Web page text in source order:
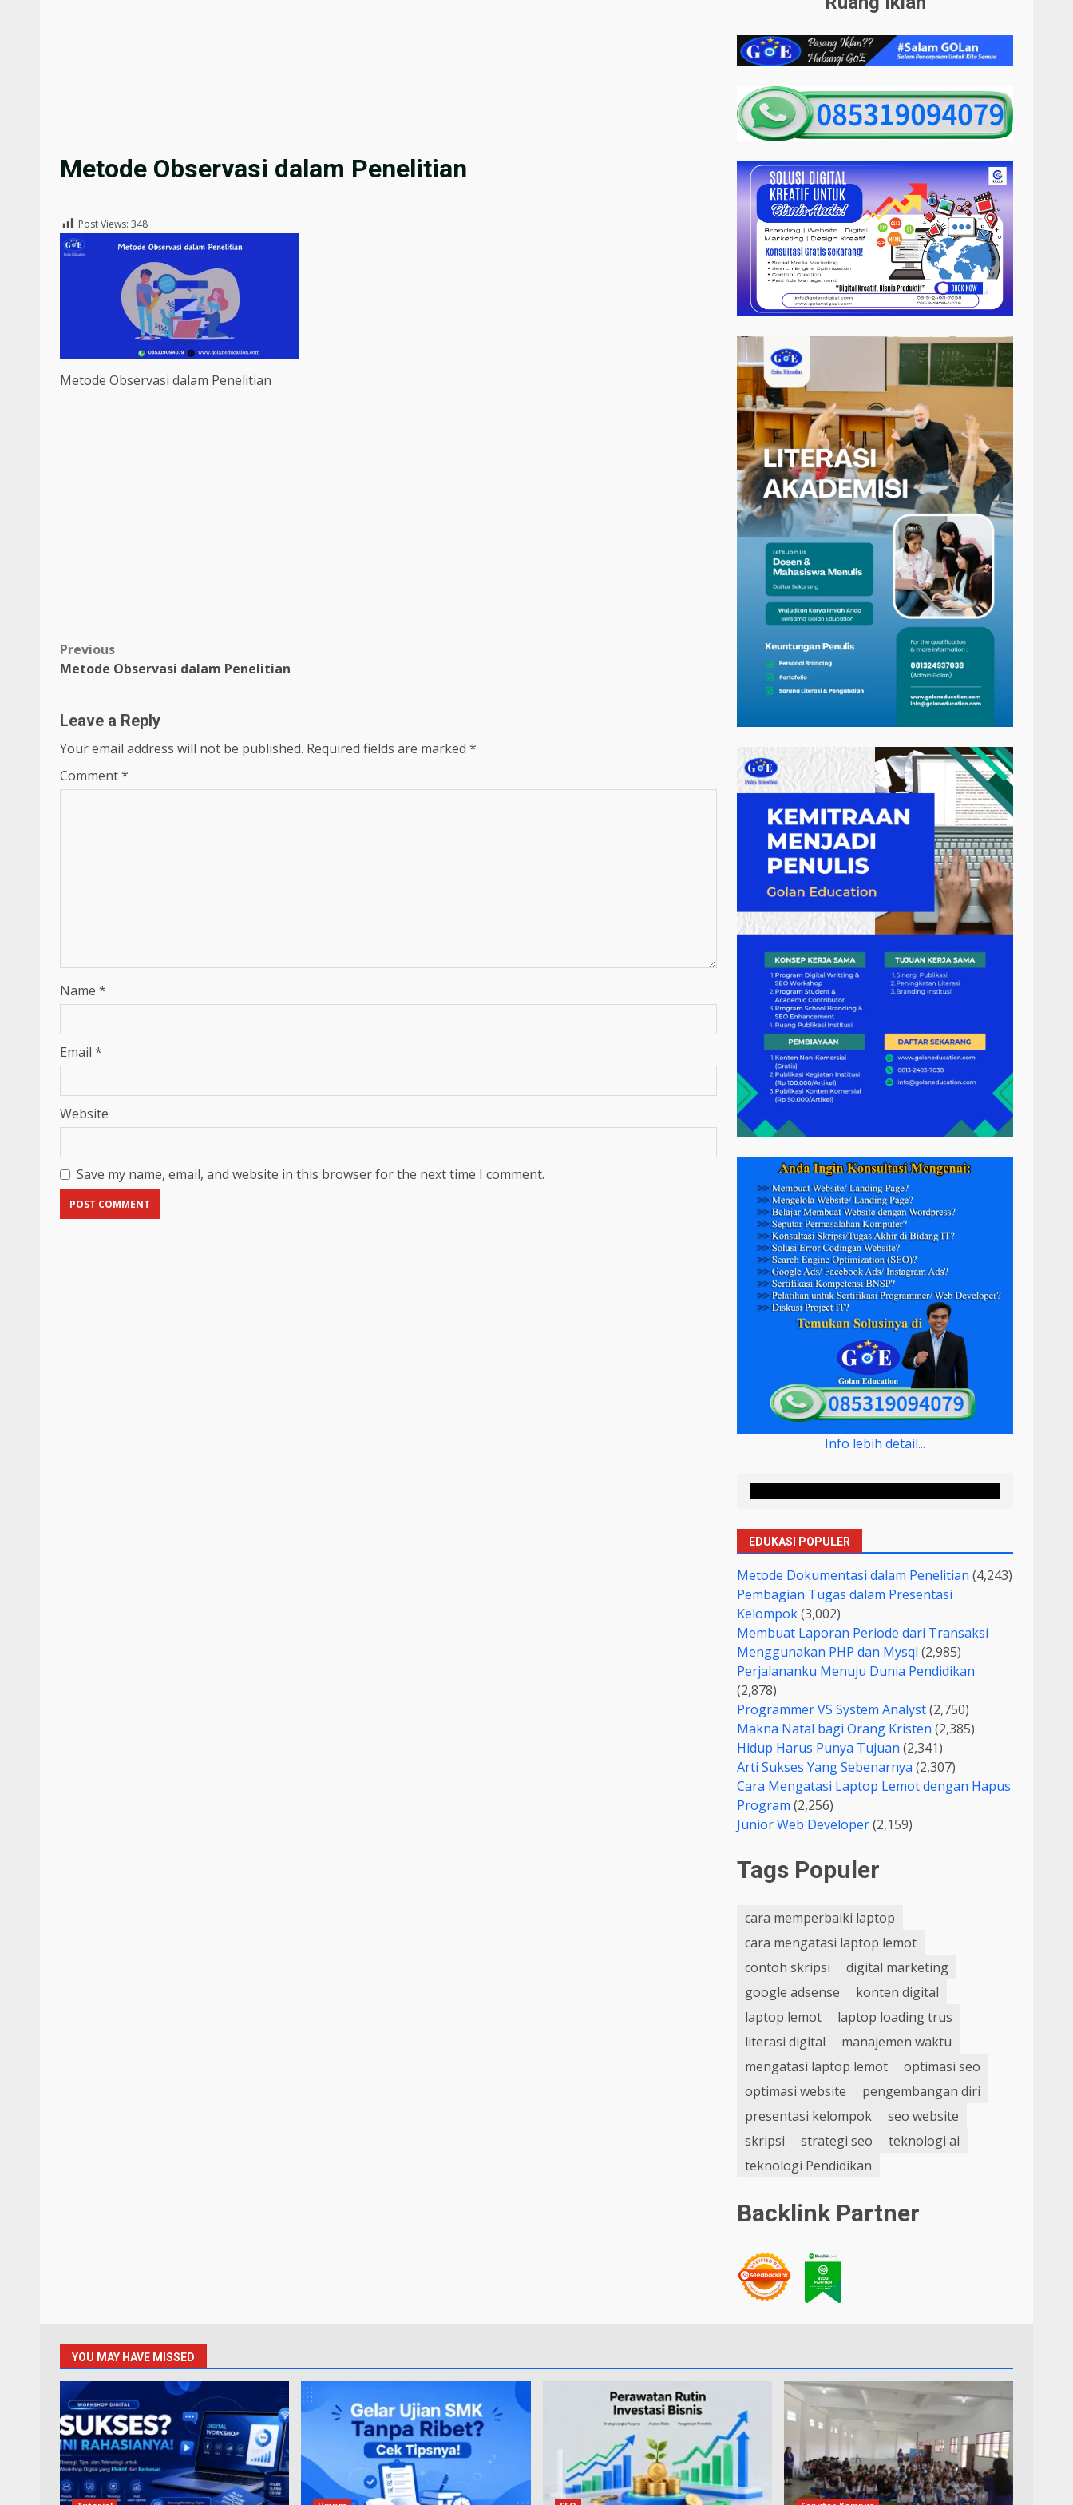
Metode Observasi dalam Penelitian
Post Views: 348
Metode Observasi dalam Penelitian
Post
Previous
Metode Observasi dalam Penelitian
Leave a Reply
Your email address will not be published. Required fields are marked *
Comment*
Name *
Email *
Website
Save my name, email, and website in this browser for the next time I comment.
Info lebih detail...
EDUKASI POPULER
Metode Dokumentasi dalam Penelitian (4,243)
Pembagian Tugas dalam Presentasi
Kelompok(3,002)
Membuat Laporan Periode dari Transaksi
Menggunakan PHP dan Mysql (2,985)
Perjalananku Menuju Dunia Pendidikan
(2,878)
Programmer VS System Analyst(2,750)
Makna Natal bagi Orang Kristen (2,385)
Hidup Harus Punya Tujuan (2,341)
Arti Sukses Yang Sebenarnya (2,307)
Cara Mengatasi Laptop Lemot dengan Hapus
Program (2,256)
Junior Web Developer(2,159)
Tags Populer
cara memperbaiki laptop
cara mengatasi laptop lemot
contoh skripsi
digital marketing
google adsense
konten digital
laptop lemot
laptop loading trus
literasi digital
manajemen waktu
mengatasi laptop lemot
optimasi seo
optimasi website
pengembangan diri
presentasi kelompok
seo website
skripsi
strategi seo
teknologi ai
teknologi Pendidikan
Backlink Partner
YOU MAY HAVE MISSED